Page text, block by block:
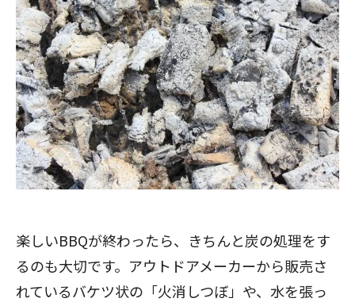
楽しいBBQが終わったら、きちんと炭の処理をす
るのも大切です。アウトドアメーカーから販売さ
れているバケツ状の「火消しつぼ」や、水を張っ